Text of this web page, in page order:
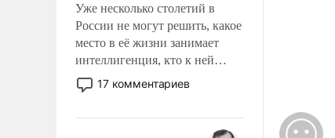
Уже несколько столетий в
России не могут решить, какое
место в её жизни занимает
интеллигенция, кто к ней
принадлежит, а кого из неё
исключили с правом
чем она отличается от просто
17 комментариев